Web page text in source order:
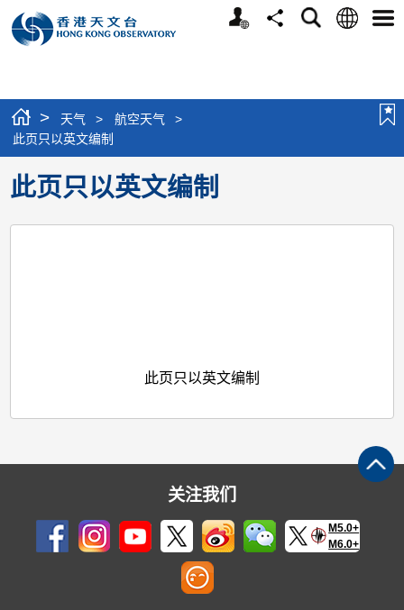
个
分
搜
语
选
> 天气 > 航空天气
>
此页只以英文编制
此页只以英文编制
此页只以英文编制
关注我们
M5.0+
M6.0+